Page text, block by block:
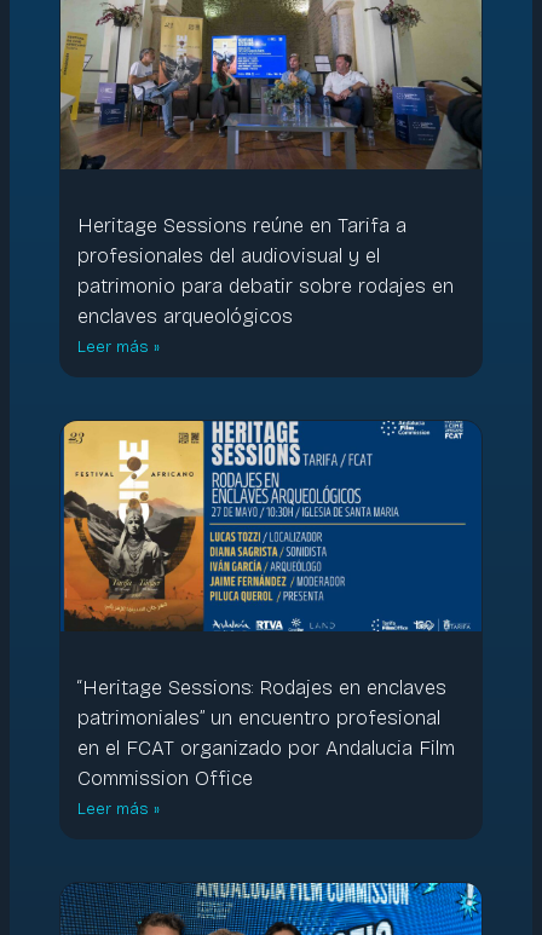
Heritage Sessions reúne en Tarifa a
profesionales del audiovisual y el
patrimonio para debatir sobre rodajes en
enclaves arqueológicos
Leer más »
“Heritage Sessions: Rodajes en enclaves
patrimoniales” un encuentro profesional
en el FCAT organizado por Andalucia Film
Commission Office
Leer más »